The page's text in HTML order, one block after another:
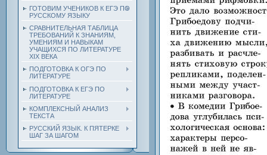
ГОТОВИМ УЧЕНИКОВ К ЕГЭ ПО
РУССКОМУ ЯЗЫКУ
СРАВНИТЕЛЬНАЯ ТАБЛИЦА
ТРЕБОВАНИЙ К ЗНАНИЯМ,
УМЕНИЯМ И НАВЫКАМ
УЧАЩИХСЯ ПО ЛИТЕРАТУРЕ
ХIХ ВЕКА
ПОДГОТОВКА К ОГЭ ПО
ЛИТЕРАТУРЕ
ПОДГОТОВКА К ЕГЭ ПО
ЛИТЕРАТУРЕ
КОМПЛЕКСНЫЙ АНАЛИЗ
ТЕКСТА
РУССКИЙ ЯЗЫК. К ПЯТЕРКЕ
ШАГ ЗА ШАГОМ